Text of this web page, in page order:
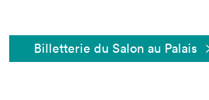
Billetterie du Salon au Palais